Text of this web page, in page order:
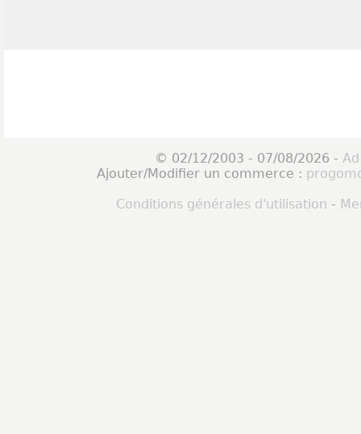
© 02/12/2003 - 07/08/2026 -
Ajouter/Modifier un commerce :
Conditions générales d'utilisation -